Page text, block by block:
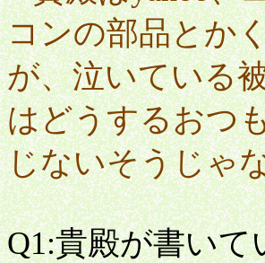
コンの部品とか
が、泣いている
はどうするおつ
じないそうじゃ
Q1:貴殿が書い